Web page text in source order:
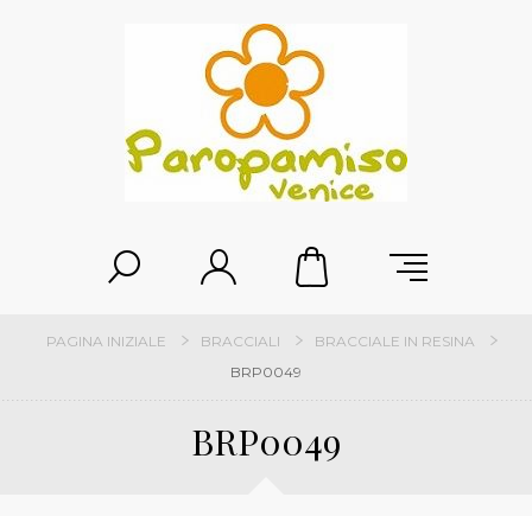
PAGINA INIZIALE BRACCIALI
BRACCIALE IN RESINA
BRP0049
BRP0049